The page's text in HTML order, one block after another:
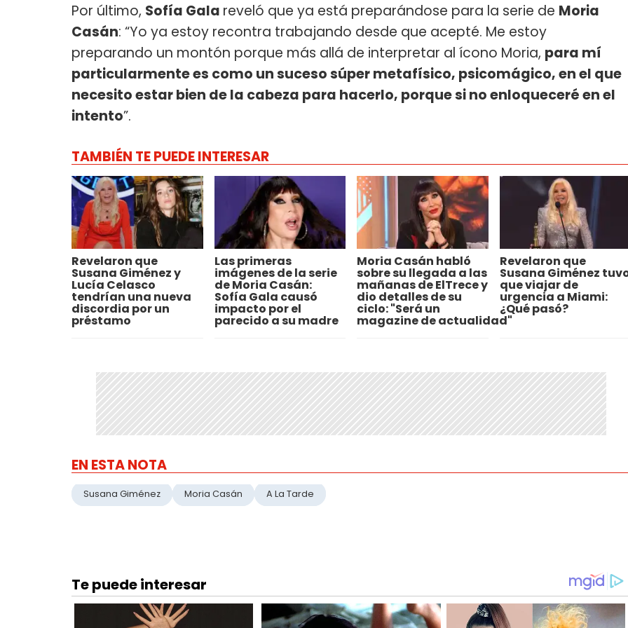
Por último, Sofía Gala reveló que ya está preparándose para la serie de Moria
Casán: “Yo ya estoy recontra trabajando desde que acepté. Me estoy
preparando un montón porque más allá de interpretar al ícono Moria, para mí
particularmente es como un suceso súper metafísico, psicomágico, en el que
necesito estar bien de la cabeza para hacerlo, porque si no enloqueceré en el
intento”.
TAMBIÉN TE PUEDE INTERESAR
Revelaron que
Susana Giménez y
Lucía Celasco
tendrían una nueva
discordia por un
préstamo
Las primeras
imágenes de la serie
de Moria Casán:
Sofía Gala causó
impacto por el
parecido a su madre
Moria Casán habló
sobre su llegada a las
mañanas de ElTrece y
dio detalles de su
ciclo: "Será un
magazine de actualidad"
Revelaron que
Susana Giménez
que viajar de
urgencia a Miami:
¿Qué pasó?
EN ESTA NOTA
Susana Giménez Moria Casán A La Tarde